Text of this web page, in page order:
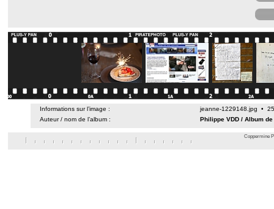
Informations sur l’image :
jeanne-1229148.jpg •
Auteur / nom de l’album :
Philippe VDD / Album
Coppermine